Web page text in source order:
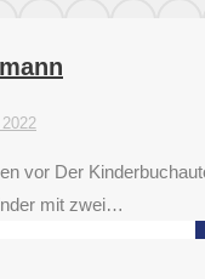
vor Der
mit zwei…